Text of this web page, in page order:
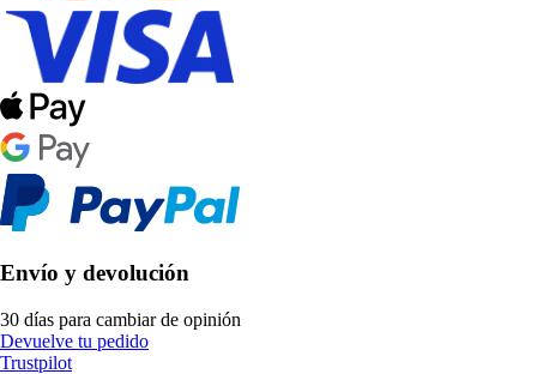
Envío y devolución
30 días para cambiar de opinión
Devuelve tu pedido
Trustpilot